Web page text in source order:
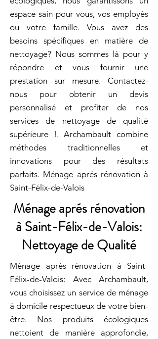
espace sain pour vous, vos employés
ou votre famille. Vous avez des
besoins spécifiques en matière de
nettoyage? Nous sommes là pour y
répondre et vous fournir une
prestation sur mesure. Contactez-
nous pour obtenir un devis
personnalisé et profiter de nos
services de nettoyage de qualité
supérieure !. Archambault combine
méthodes traditionnelles et
innovations pour des résultats
parfaits. Ménage aprés rénovation à
Saint-Félix-de-Valois
Ménage aprés rénovation
à Saint-Félix-de-Valois:
Nettoyage de Qualité
Ménage aprés rénovation à Saint-
Félix-de-Valois: Avec Archambault,
vous choisissez un service de ménage
à domicile respectueux de votre bien-
être. Nos produits écologiques
nettoient de manière approfondie,